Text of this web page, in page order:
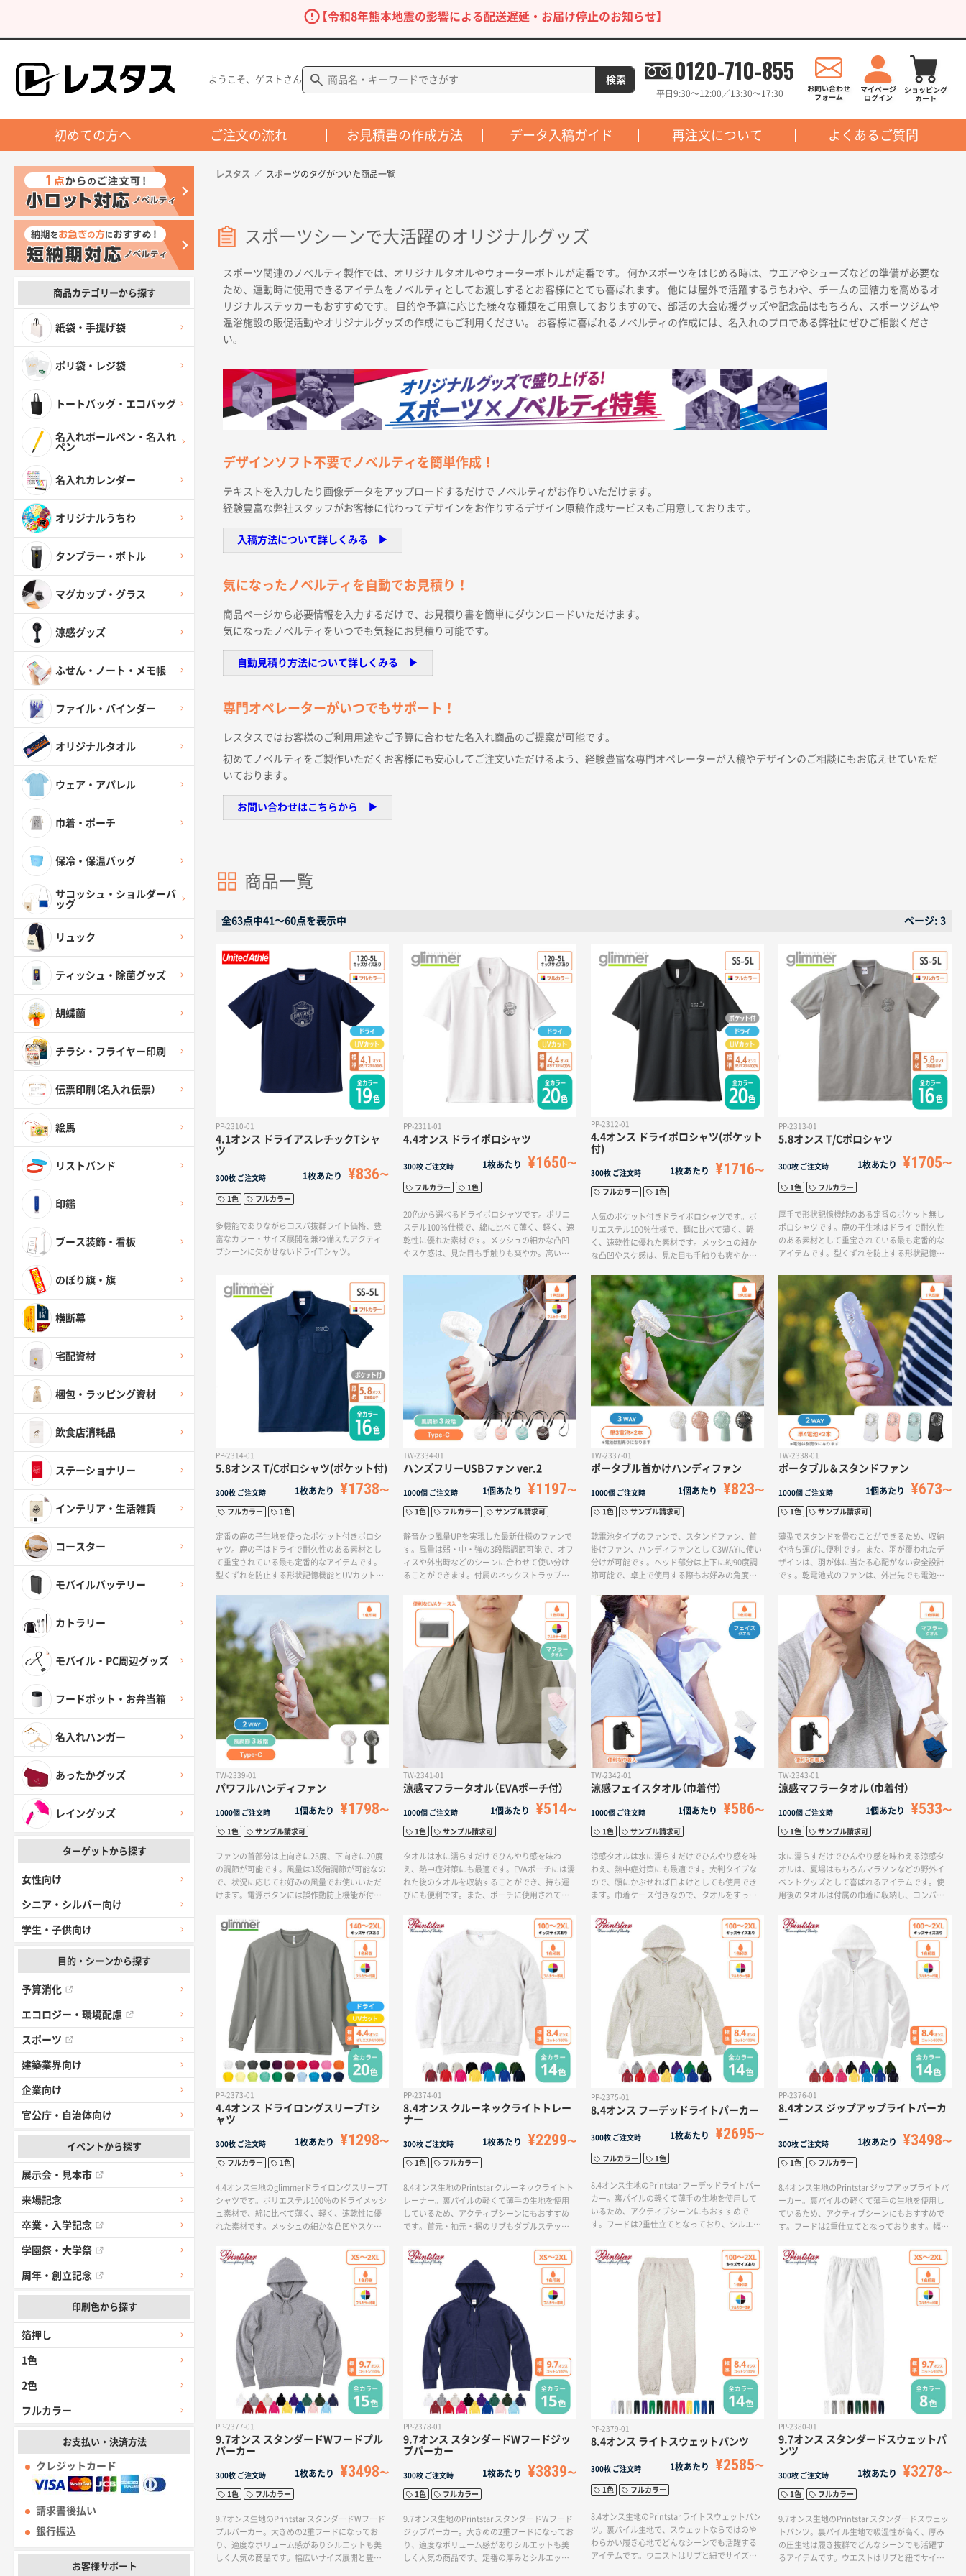
【令和8年熊本地震の影響による配送遅延・お届け停止のお知らせ】
ようこそ、ゲストさん 0120-710-855
平日9:30〜12:00／13:30〜17:30
初めての方へ ご注文の流れ お見積書の作成方法 データ入稿ガイド 再注文について よくあるご質問
商品カテゴリーから探す
紙袋・手提げ袋
ポリ袋・レジ袋
トートバッグ・エコバッグ
名入れボールペン・名入れ
ペン
名入れカレンダー
オリジナルうちわ
タンブラー・ボトル
マグカップ・グラス
涼感グッズ
ふせん・ノート・メモ帳
ファイル・バインダー
オリジナルタオル
ウェア・アパレル
巾着・ポーチ
保冷・保温バッグ
サコッシュ・ショルダーバ
ッグ
リュック
ティッシュ・除菌グッズ
胡蝶蘭
チラシ・フライヤー印刷
伝票印刷（名入れ伝票）
絵馬
リストバンド
印鑑
ブース装飾・看板
のぼり旗・旗
横断幕
宅配資材
梱包・ラッピング資材
飲食店消耗品
ステーショナリー
インテリア・生活雑貨
コースター
モバイルバッテリー
カトラリー
モバイル・PC周辺グッズ
フードポット・お弁当箱
名入れハンガー
あったかグッズ
レイングッズ
ターゲットから探す
女性向け
シニア・シルバー向け
学生・子供向け
目的・シーンから探す
予算消化
エコロジー・環境配慮
スポーツ
建築業界向け
企業向け
官公庁・自治体向け
イベントから探す
展示会・見本市
来場記念
卒業・入学記念
学園祭・大学祭
周年・創立記念
印刷色から探す
箔押し
1色
2色
フルカラー
お支払い・決済方法
クレジットカード
請求書後払い
銀行振込
お客様サポート
レスタス スポーツのタグがついた商品一覧
スポーツシーンで大活躍のオリジナルグッズ
スポーツ関連のノベルティ製作では、オリジナルタオルやウォーターボトルが定番です。 何かスポーツをはじめる時は、ウエアやシューズなどの準備が必要な
ため、運動時に使用できるアイテムをノベルティとしてお渡しするとお客様にとても喜ばれます。 他には屋外で活躍するうちわや、チームの団結力を高めるオ
リジナルステッカーもおすすめです。 目的や予算に応じた様々な種類をご用意しておりますので、部活の大会応援グッズや記念品はもちろん、スポーツジムや
温浴施設の販促活動やオリジナルグッズの作成にもご利用ください。 お客様に喜ばれるノベルティの作成には、名入れのプロである弊社にぜひご相談くださ
い。
デザインソフト不要でノベルティを簡単作成！
テキストを入力したり画像データをアップロードするだけで ノベルティがお作りいただけます。
経験豊富な弊社スタッフがお客様に代わってデザインをお作りするデザイン原稿作成サービスもご用意しております。
入稿方法について詳しくみる ▶︎
気になったノベルティを自動でお見積り！
商品ページから必要情報を入力するだけで、お見積り書を簡単にダウンロードいただけます。
気になったノベルティをいつでも気軽にお見積り可能です。
自動見積り方法について詳しくみる ▶︎
専門オペレーターがいつでもサポート！
レスタスではお客様のご利用用途やご予算に合わせた名入れ商品のご提案が可能です。
初めてノベルティをご製作いただくお客様にも安心してご注文いただけるよう、経験豊富な専門オペレーターが入稿やデザインのご相談にもお応えせていただ
いております。
お問い合わせはこちらから ▶︎
商品一覧
全63点中41〜60点を表示中 ページ: 3
PP-2310-01
4.1オンス ドライアスレチックTシャ
ツ
300枚 ご注文時 1枚あたり ¥836
1色 フルカラー
多機能でありながらコスパ抜群ライト価格、豊
富なカラー・サイズ展開を兼ね備えたアクティ
ブシーンに欠かせないドライTシャツ。
PP-2311-01
4.4オンス ドライポロシャツ
300枚 ご注文時 1枚あたり ¥1650
フルカラー 1色
20色から選べるドライポロシャツです。ポリエ
ステル100％仕様で、綿に比べて薄く、軽く、速
乾性に優れた素材です。メッシュの細かな凸凹
やスケ感は、見た目も手触りも爽やか。高い通
PP-2312-01
4.4オンス ドライポロシャツ(ポケット
付)
300枚 ご注文時 1枚あたり ¥1716
フルカラー 1色
人気のポケット付きドライポロシャツです。ポ
リエステル100％仕様で、麺に比べて薄く、軽
く、速乾性に優れた素材です。メッシュの細か
な凸凹やスケ感は、見た目も手触りも爽やか。
カラーバリエーションでスポーツシーンはもち
ろん、チームウェアや夏場のデイリーウェアに
ピッタリです！
PP-2313-01
5.8オンス T/Cポロシャツ
300枚 ご注文時 1枚あたり ¥1705
1色 フルカラー
厚手で形状記憶機能のある定番のポケット無し
ポロシャツです。鹿の子生地はドライで耐久性
のある素材として重宝されている最も定番的な
アイテムです。型くずれを防止する形状記憶機
を保つポケット付きT/Cポロシャツです。
PP-2314-01
5.8オンス T/Cポロシャツ(ポケット付)
300枚 ご注文時 1枚あたり ¥1738
フルカラー 1色
定番の鹿の子生地を使ったポケット付きポロシ
ャツ。鹿の子はドライで耐久性のある素材とし
て重宝されている最も定番的なアイテムです。
型くずれを防止する形状記憶機能とUVカット機
TW-2334-01
ハンズフリーUSBファン ver.2
1000個 ご注文時 1個あたり ¥1197
1色 フルカラー サンプル請求可
静音かつ風量UPを実現した最新仕様のファンで
す。風量は弱・中・強の3段階調節可能で、オフ
ィスや外出時などのシーンに合わせて使い分け
ることができます。付属のネックストラップを
ーファンになります。また、卓上に置いて使用
することもできる2WAYタイプです。不使用時に
は折りたたむだけで自動的に電源が切れるので
便利です。1色印刷やフルカラーにも対応してお
り、オリジナリティ溢れるノベルティとしても
最適です。
TW-2337-01
ポータブル首かけハンディファン
1000個 ご注文時 1個あたり ¥823
1色 サンプル請求可
乾電池タイプのファンで、スタンドファン、首
掛けファン、ハンディファンとして3WAYに使い
分けが可能です。ヘッド部分は上下に約90度調
節可能で、卓上で使用する際もお好みの角度で
全パーツが付いており、首掛けファンとしても
安心して使用できます。夏に向けたキャンペー
ンの販促品や音楽フェスなどの物販品としても
最適です。
TW-2338-01
ポータブル＆スタンドファン
1000個 ご注文時 1個あたり ¥673
1色 サンプル請求可
薄型でスタンドを畳むことができるため、収納
や持ち運びに便利です。また、羽が覆われたデ
ザインは、羽が体に当たる心配がない安全設計
です。乾電池式のファンは、外出先でも電池を
トでの定番アイテムとなっています。ベーシッ
クなブラック・ホワイトに加えて、かわいらし
いライトピンク・ライトブルーの4色展開です。
スタイリッシュなデザインなので、アウトドア
だけでなく、ビジネスシーンでもご使用いただ
けます。
TW-2339-01
パワフルハンディファン
1000個 ご注文時 1個あたり ¥1798
1色 サンプル請求可
ファンの首部分は上向きに25度、下向きに20度
の調節が可能です。風量は3段階調節が可能なの
で、状況に応じてお好みの風量でお使いいただ
けます。電源ボタンには誤作動防止機能が付い
く、安全にご使用いただけます。企業の周年記
念の販促品や、アーティストの物販品などに最
適です。また、USB充電で最長5時間の連続使用
が可能です（風量が「中」の場合）。
TW-2341-01
涼感マフラータオル（EVAポーチ付）
1000個 ご注文時 1個あたり ¥514
1色 サンプル請求可
タオルは水に濡らすだけでひんやり感を味わ
え、熱中症対策にも最適です。EVAポーチには濡
れた後のタオルを収納することができ、持ち運
びにも便利です。また、ポーチに使用されてい
久性も抜群ですので、長くご使用いただけま
す。タオルの本体色はカーキ、ピンク、ライト
ブルーの3色展開で、普段使いしやすく、男女共
に使いやすいカラーが特徴です。マフラータオ
ルには単色ポイント印刷が可能で、EVAポーチに
は単色からフルカラー印刷まで対応していま
す。購入後すぐに使用できるため、野外イベン
トのノベルティやアーティストの物販品として
もおすすめです。
TW-2342-01
涼感フェイスタオル（巾着付）
1000個 ご注文時 1個あたり ¥586
1色 サンプル請求可
涼感タオルは水に濡らすだけでひんやり感を味
わえ、熱中症対策にも最適です。大判タイプな
ので、頭にかぶせれば日よけとしても使用でき
ます。巾着ケース付きなので、タオルをすっき
スの物販品や熱中対策のキャンペーンノベルテ
ィとしてもおすすめの商品です。
TW-2343-01
涼感マフラータオル（巾着付）
1000個 ご注文時 1個あたり ¥533
1色 サンプル請求可
水に濡らすだけでひんやり感を味わえる涼感タ
オルは、夏場はもちろんマラソンなどの野外イ
ベントグッズとして喜ばれるアイテムです。使
用後のタオルは付属の巾着に収納し、コンパク
入れが可能であり、PR効果も狙えます。
PP-2373-01
4.4オンス ドライロングスリーブTシ
ャツ
300枚 ご注文時 1枚あたり ¥1298
フルカラー 1色
4.4オンス生地のglimmerドライロングスリーブT
シャツです。ポリエステル100％のドライメッシ
ュ素材で、綿に比べて薄く、軽く、速乾性に優
れた素材です。メッシュの細かな凸凹やスケ感
と通気性が自慢です。
PP-2374-01
8.4オンス クルーネックライトトレー
ナー
300枚 ご注文時 1枚あたり ¥2299
1色 フルカラー
8.4オンス生地のPrintstar クルーネックライトト
レーナー。裏パイルの軽くて薄手の生地を使用
しているため、アクティブシーンにもおすすめ
です。首元・袖元・裾のリブもダブルステッチ
す。キッズサイズ展開も豊富なため、チームフ
ェアとしても人気のアイテムとなっています。
PP-2375-01
8.4オンス フーデッドライトパーカー
300枚 ご注文時 1枚あたり ¥2695
フルカラー 1色
8.4オンス生地のPrintstar フーデッドライトパー
カー。裏パイルの軽くて薄手の生地を使用して
いるため、アクティブシーンにもおすすめで
す。フードは2重仕立てとなっており、シルエッ
いアイテムです。※100cm〜150cmのキッズサ
イズにはフードの紐はついておりません。
PP-2376-01
8.4オンス ジップアップライトパーカ
ー
300枚 ご注文時 1枚あたり ¥3498
1色 フルカラー
8.4オンス生地のPrintstar ジップアップライトパ
ーカー。裏パイルの軽くて薄手の生地を使用し
ているため、アクティブシーンにもおすすめで
す。フードは2重仕立てとなっております。幅広
です。※ジッパーのカラーは本体カラーと同色
となります。※100cm〜150cmのキッズサイズ
にはフードの紐はついておりません。
PP-2377-01
9.7オンス スタンダードWフードプル
パーカー
300枚 ご注文時 1枚あたり ¥3498
1色 フルカラー
9.7オンス生地のPrintstar スタンダードWフード
プルパーカー。大きめの2重フードになってお
り、適度なボリューム感がありシルエットも美
しく人気の商品です。幅広いサイズ展開と豊富
PP-2378-01
9.7オンス スタンダードWフードジッ
プパーカー
300枚 ご注文時 1枚あたり ¥3839
1色 フルカラー
9.7オンス生地のPrintstar スタンダードWフード
ジップパーカー。大きめの2重フードになってお
り、適度なボリューム感がありシルエットも美
しく人気の商品です。定番の厚みとシルエット
PP-2379-01
8.4オンス ライトスウェットパンツ
300枚 ご注文時 1枚あたり ¥2585
1色 フルカラー
8.4オンス生地のPrintstar ライトスウェットパン
ツ。裏パイル生地で、スウェットならではのや
わらかい履き心地でどんなシーンでも活躍する
アイテムです。ウエストはリブと紐でサイズ調
PP-2380-01
9.7オンス スタンダードスウェットパ
ンツ
300枚 ご注文時 1枚あたり ¥3278
1色 フルカラー
9.7オンス生地のPrintstar スタンダードスウェッ
トパンツ。裏パイル生地で吸湿性が高く、厚み
の圧生地は履き抜群でどんなシーンでも活躍す
るアイテムです。ウエストはリブと紐でサイズ